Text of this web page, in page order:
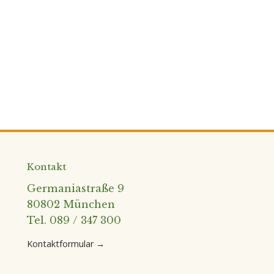
Kontakt
Germaniastraße 9
80802 München
Tel. 089 / 347 300
Kontaktformular →